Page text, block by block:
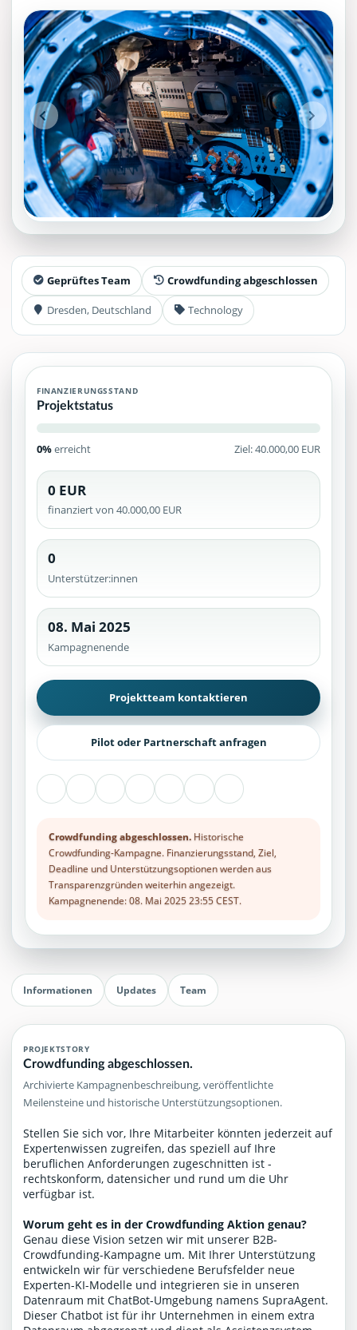
Projektteam: SupraTix GmbH.
Historischer Finanzierungsstand: 0 EUR von 40.000,00 EUR.
Unterstützer:innen: 0. Erreicht: 0 Prozent.
Historisch veröffentlichte Unterstützungsoptionen: 4.
Aktiver Seitenabschnitt: information.
Qualitätssicherung: Kanonische URL, Robots-Angaben,
Geprüftes Team Crowdfunding abgeschlossen
Dresden, Deutschland Technology
FINANZIERUNGSSTAND
Projektstatus
0%erreicht Ziel: 40.000,00 EUR
0 EUR
finanziert von 40.000,00 EUR
0
Unterstützer:innen
08. Mai 2025
Kampagnenende
Projektteam kontaktieren
Pilot oder Partnerschaft anfragen
Crowdfunding abgeschlossen.Historische
Crowdfunding-Kampagne. Finanzierungsstand, Ziel,
Deadline und Unterstützungsoptionen werden aus
Transparenzgründen weiterhin angezeigt.
Kampagnenende: 08. Mai 2025 23:55 CEST.
Informationen Updates Team
PROJEKTSTORY
Crowdfunding abgeschlossen.
Archivierte Kampagnenbeschreibung, veröffentlichte
Meilensteine und historische Unterstützungsoptionen.
Stellen Sie sich vor, Ihre Mitarbeiter könnten jederzeit auf
Expertenwissen zugreifen, das speziell auf Ihre
beruflichen Anforderungen zugeschnitten ist -
rechtskonform, datensicher und rund um die Uhr
verfügbar ist.
Worum geht es in der Crowdfunding Aktion genau?
Genau diese Vision setzen wir mit unserer B2B-
Crowdfunding-Kampagne um. Mit Ihrer Unterstützung
entwickeln wir für verschiedene Berufsfelder neue
Experten-KI-Modelle und integrieren sie in unseren
Datenraum mit ChatBot-Umgebung namens SupraAgent.
Dieser Chatbot ist für ihr Unternehmen in einem extra